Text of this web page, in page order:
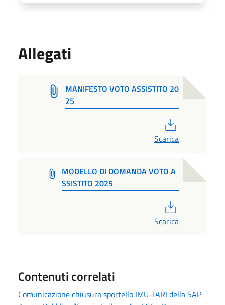
Allegati
MANIFESTO VOTO ASSISTITO 20
25
Scarica
MODELLO DI DOMANDA VOTO A
SSISTITO 2025
Scarica
Contenuti correlati
Comunicazione chiusura sportello IMU-TARI della SAP